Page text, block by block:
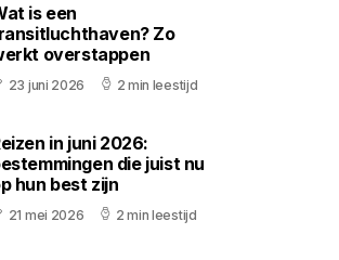
is een
Zo
overstappen
23 juni 2026 2 min leestijd
in juni 2026:
die juist nu
hun best zijn
21 mei 2026 2 min leestijd